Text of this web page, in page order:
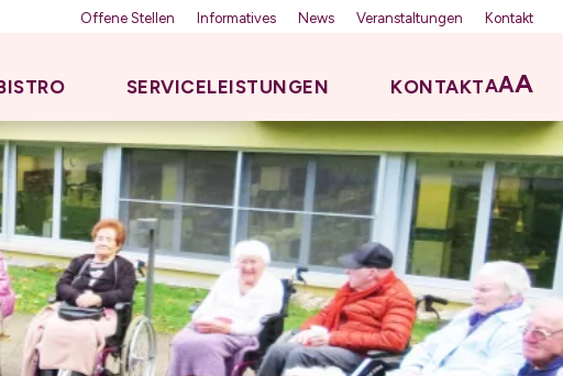
Offene Stellen Informatives News Veranstaltungen Kontakt
SERVICELEISTUNGEN KONTAKTAAA